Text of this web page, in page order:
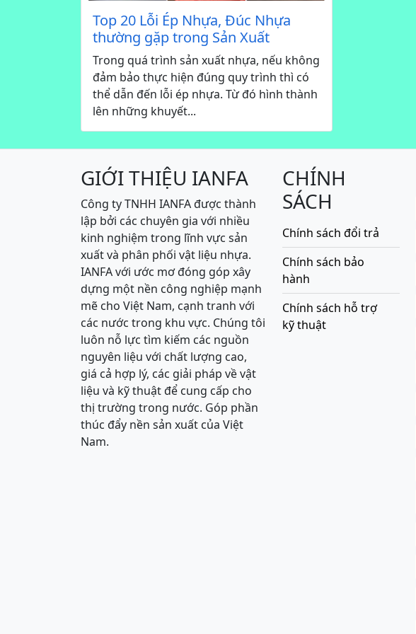
Top 20 Lỗi Ép Nhựa, Đúc Nhựa
thường gặp trong Sản Xuất
Trong quá trình sản xuất nhựa, nếu không
đảm bảo thực hiện đúng quy trình thì có
thể dẫn đến lỗi ép nhựa. Từ đó hình thành
lên những khuyết...
GIỚI THIỆU IANFA
Công ty TNHH IANFA được thành
lập bởi các chuyên gia với nhiều
kinh nghiệm trong lĩnh vực sản
xuất và phân phối vật liệu nhựa.
IANFA với ước mơ đóng góp xây
dựng một nền công nghiệp mạnh
mẽ cho Việt Nam, cạnh tranh với
các nước trong khu vực. Chúng tôi
luôn nỗ lực tìm kiếm các nguồn
nguyên liệu với chất lượng cao,
giá cả hợp lý, các giải pháp về vật
liệu và kỹ thuật để cung cấp cho
thị trường trong nước. Góp phần
thúc đẩy nền sản xuất của Việt
Nam.
CHÍNH
SÁCH
Chính sách đổi trả
Chính sách bảo
hành
Chính sách hỗ trợ
kỹ thuật